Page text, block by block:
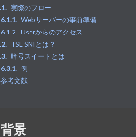
実際のフロー
Webサーバーの事前準備
Userからのアクセス
TSL SNIとは？
暗号スイートとは
例
参考文献
背景